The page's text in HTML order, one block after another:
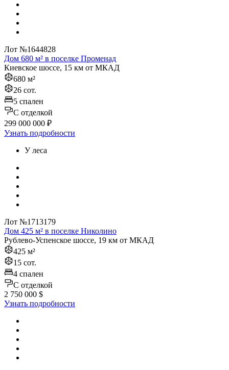
Лот №1644828
Дом 680 м² в поселке Променад
Киевское шоссе, 15 км от МКАД
680 м²
26 сот.
5 спален
C отделкой
299 000 000 ₽
Узнать подробности
У леса
Лот №1713179
Дом 425 м² в поселке Николино
Рублево-Успенское шоссе, 19 км от МКАД
425 м²
15 сот.
4 спален
C отделкой
2 750 000 $
Узнать подробности